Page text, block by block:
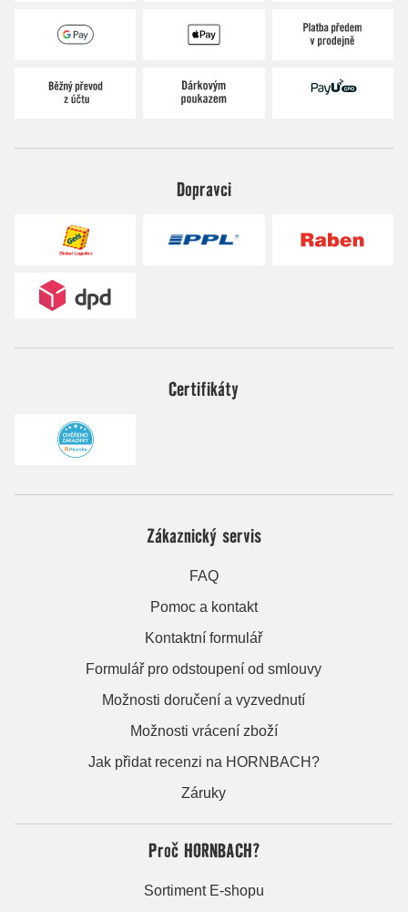
Dopravci
Certifikáty
Zákaznický servis
FAQ
Pomoc a kontakt
Kontaktní formulář
Formulář pro odstoupení od smlouvy
Možnosti doručení a vyzvednutí
Možnosti vrácení zboží
Jak přidat recenzi na HORNBACH?
Záruky
Proč HORNBACH?
Sortiment E-shopu